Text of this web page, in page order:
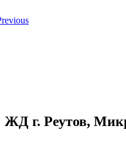
ЖД г. Реутов,